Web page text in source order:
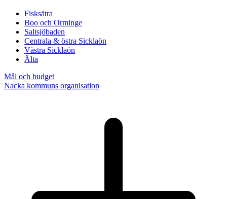
Fisksätra
Boo och Orminge
Saltsjöbaden
Centrala & östra Sicklaön
Västra Sicklaön
Älta
Mål och budget
Nacka kommuns organisation